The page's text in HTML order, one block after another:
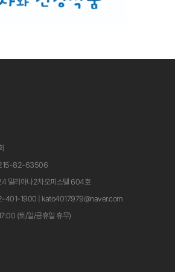
215-82-63506
밀리아나2차오피스텔 604호
401-1900 | kato4017979@naver.com
(토/일/공휴일 휴무)